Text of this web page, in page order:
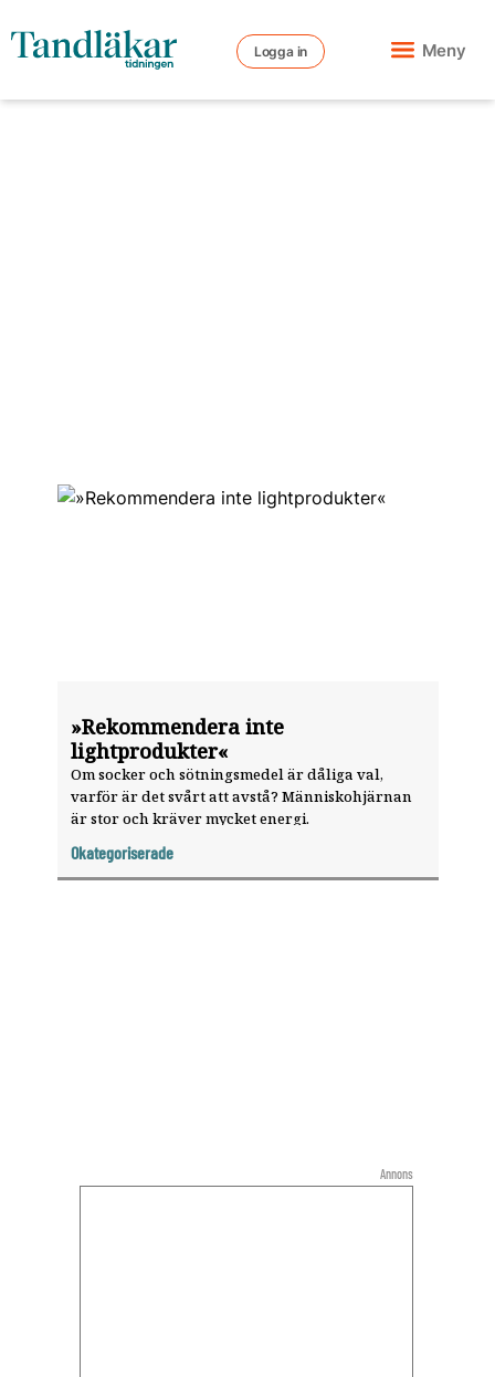
Logga in Meny
»Rekommendera inte
lightprodukter«
Om socker och sötningsmedel är dåliga val,
varför är det svårt att avstå? Människohjärnan
är stor och kräver mycket energi.
Okategoriserade
Annons